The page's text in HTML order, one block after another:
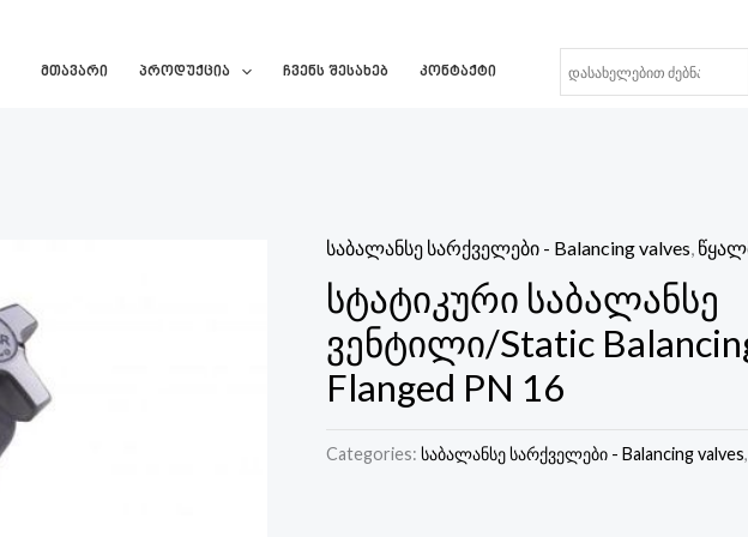
Მთავარი Პროდუქცია Ჩვენს Შესახებ Კონტაქტი
საბალანსე სარქველები - Balancing valves,
სტატიკური საბალანსე
ვენტილი/Static
Flanged PN 16
Categories: საბალანსე სარქველები - Balancing valves,